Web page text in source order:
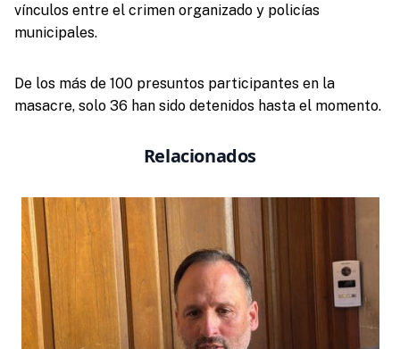
vínculos entre el crimen organizado y policías
municipales.
De los más de 100 presuntos participantes en la
masacre, solo 36 han sido detenidos hasta el momento.
Relacionados